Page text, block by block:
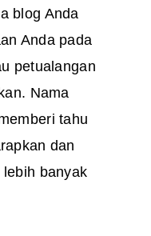
blog Anda
Anda pada
petualangan
Nama
tahu
dan
banyak